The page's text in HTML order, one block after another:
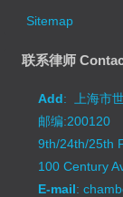
Sitemap
联系律师
Add: 上海市
邮编:200120
9th/24th/25th
100 Century
E-mail: